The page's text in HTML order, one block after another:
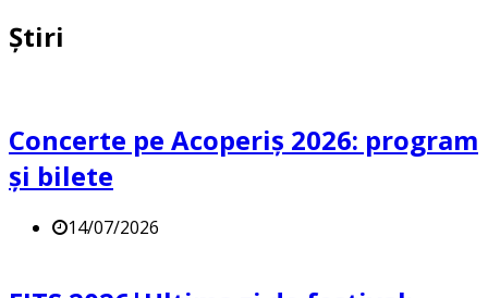
Știri
Concerte pe Acoperiș 2026: program
și bilete
14/07/2026